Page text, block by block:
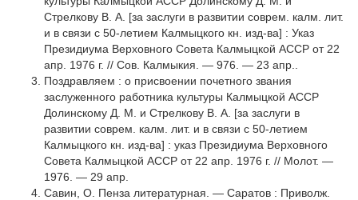
Стрелкову В. А. [за заслуги в развитии соврем. калм. лит.
и в связи с 50-летием Калмыцкого кн. изд-ва] : Указ
Президиума Верховного Совета Калмыцкой АССР от 22
апр. 1976 г. // Сов. Калмыкия. — 976. — 23 апр..
Поздравляем : о присвоении почетного звания
заслуженного работника культуры Калмыцкой АССР
Долинскому Д. М. и Стрелкову В. А. [за заслуги в
развитии соврем. калм. лит. и в связи с 50-летием
Калмыцкого кн. изд-ва] : указ Президиума Верховного
Совета Калмыцкой АССР от 22 апр. 1976 г. // Молот. —
1976. — 29 апр.
Савин, О. Пенза литературная. — Саратов : Приволж.